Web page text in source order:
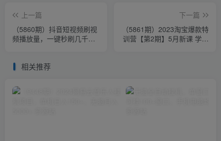
上一篇
（5860期）抖音短视频刷视
频播放量，一键秒刷几千播
下一篇
（5861期）2023淘宝爆款特
训营【第2期】5月新课 学习
相关推荐